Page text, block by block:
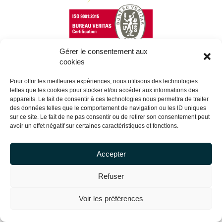
Gérer le consentement aux
cookies
Pour offrir les meilleures expériences, nous utilisons des technologies
telles que les cookies pour stocker et/ou accéder aux informations des
appareils. Le fait de consentir à ces technologies nous permettra de traiter
des données telles que le comportement de navigation ou les ID uniques
sur ce site. Le fait de ne pas consentir ou de retirer son consentement peut
avoir un effet négatif sur certaines caractéristiques et fonctions.
Accepter
Refuser
Voir les préférences
Copyright Centrale Innovation © 2026 |Mentions légales